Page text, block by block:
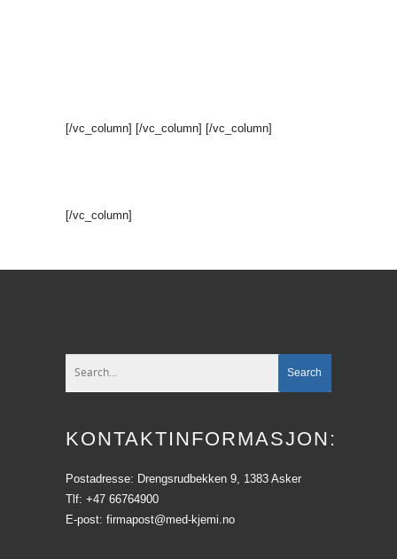
[/vc_column] [/vc_column] [/vc_column]
[/vc_column]
KONTAKTINFORMASJON:
Postadresse: Drengsrudbekken 9, 1383 Asker
Tlf: +47 66764900
E-post: firmapost@med-kjemi.no